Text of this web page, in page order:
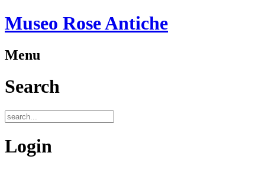
Museo Rose Antiche
Menu
Search
Login